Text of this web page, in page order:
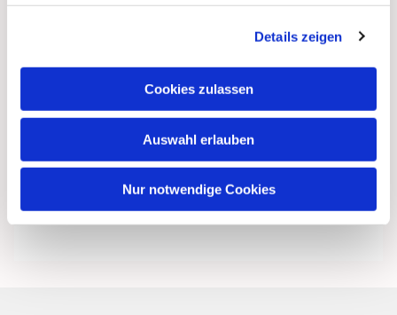
Details zeigen
Cookies zulassen
Auswahl erlauben
Nur notwendige Cookies